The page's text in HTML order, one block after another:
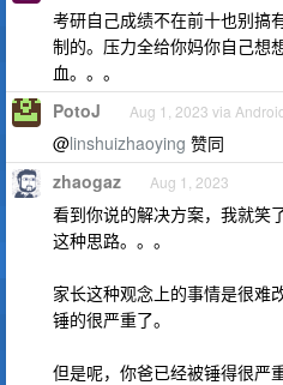
考研自己成绩不在前十也别搞
制的。压力全给你妈你自己想
血。。。
PotoJ Aug 1, 2023 via
@linshuizhaoying 赞同
zhaogaz Aug 1, 2023
看到你说的解决方案，我就笑
这种思路。。。
家长这种观念上的事情是很难
锤的很严重了。
但是呢，你爸已经被锤得很严